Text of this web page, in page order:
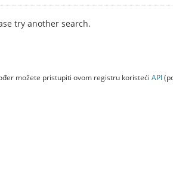
try another search.
možete pristupiti ovom registru koristeći API